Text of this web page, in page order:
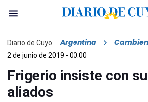
Diario de Cuyo Argentina
2 de junio de 2019 - 00:00
Frigerio insiste con
aliados